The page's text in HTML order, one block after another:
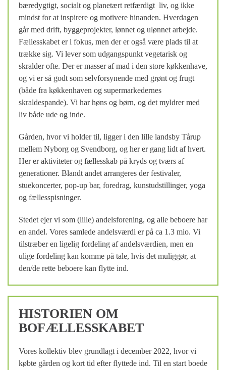
bæredygtigt, socialt og planetært retfærdigt liv, og ikke
mindst for at inspirere og motivere hinanden. Hverdagen
går med drift, byggeprojekter, lønnet og ulønnet arbejde.
Fællesskabet er i fokus, men der er også være plads til at
trække sig. Vi lever som udgangspunkt vegetarisk og
skralder ofte. Der er masser af mad i den store køkkenhave,
og vi er så godt som selvforsynende med grønt og frugt
(både fra køkkenhaven og supermarkedernes
skraldespande). Vi har høns og børn, og det myldrer med
liv både ude og inde.
Gården, hvor vi holder til, ligger i den lille landsby Tårup
mellem Nyborg og Svendborg, og her er gang lidt af hvert.
Her er aktiviteter og fællesskab på kryds og tværs af
generationer. Blandt andet arrangeres der festivaler,
stuekoncerter, pop-up bar, foredrag, kunstudstillinger, yoga
og fællesspisninger.
Stedet ejer vi som (lille) andelsforening, og alle beboere har
en andel. Vores samlede andelsværdi er på ca 1.3 mio. Vi
tilstræber en ligelig fordeling af andelsværdien, men en
ulige fordeling kan komme på tale, hvis det muliggør, at
den/de rette beboere kan flytte ind.
HISTORIEN OM
BOFÆLLESSKABET
Vores kollektiv blev grundlagt i december 2022, hvor vi
købte gården og kort tid efter flyttede ind. Til en start boede